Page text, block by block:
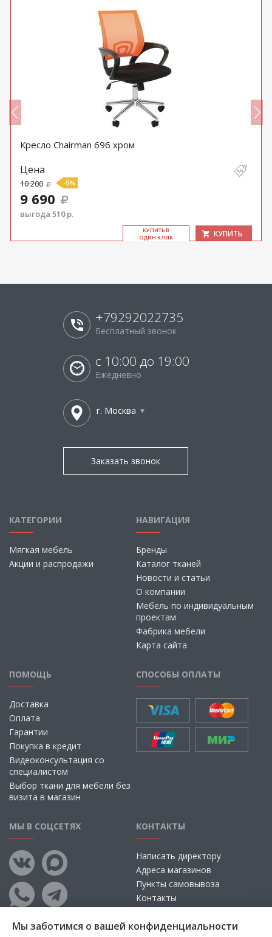
Кресло Chairman 696 хром
Цена
10 200 -5%
9 690
выгода 510 р.
КУ­ПИТЬ В
ОДИН КЛИК
КУПИТЬ
+79292022735
Бесплатный звонок
с 10:00 до 19:00
Ежедневно
г. Москва
Заказать звонок
КАТЕГОРИИ
Мягкая мебель
Акции и распродажи
НАВИГАЦИЯ
Бренды
Каталог тканей
Новости и статьи
О компании
Мебель по индивидуальным
проектам
Фабрика мебели
Карта сайта
ПОМОЩЬ
Доставка
Оплата
Гарантии
Покупка в кредит
Видеоконсультация со
специалистом
Выбор ткани для мебели без
визита в магазин
СПОСОБЫ ОПЛАТЫ
МЫ В СОЦСЕТЯХ КОНТАКТЫ
Написать директору
Адреса магазинов
Пункты самовывоза
Контакты
Мы заботимся о вашей конфиденциальности